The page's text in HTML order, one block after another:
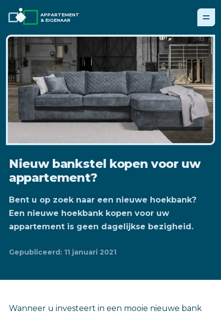
APPARTEMENT
& EIGENAAR
Nieuw bankstel kopen voor uw
appartement?
Bent u op zoek naar een nieuwe hoekbank?
Een nieuwe hoekbank kopen voor uw
appartement is geen dagelijkse bezigheid.
Gepubliceerd: 11 januari 2021
Wanneer u investeert in een mooie nieuwe bank